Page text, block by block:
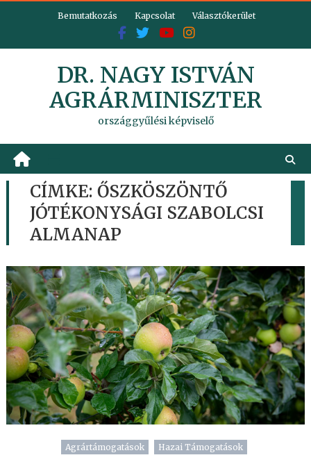
Bemutatkozás Kapcsolat Választókerület
DR. NAGY ISTVÁN
AGRÁRMINISZTER
országgyűlési képviselő
CÍMKE: ŐSZKÖSZÖNTŐ
JÓTÉKONYSÁGI SZABOLCSI
ALMANAP
Agrártámogatások Hazai Támogatások